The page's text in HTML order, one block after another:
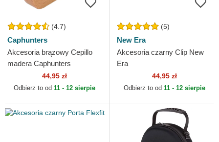
(4.7)
Caphunters
Akcesoria brązowy Cepillo
madera Caphunters
44,95 zł
Odbierz to od 11 - 12 sierpie
(5)
New Era
Akcesoria czarny Clip New
Era
44,95 zł
Odbierz to od 11 - 12 sierpie